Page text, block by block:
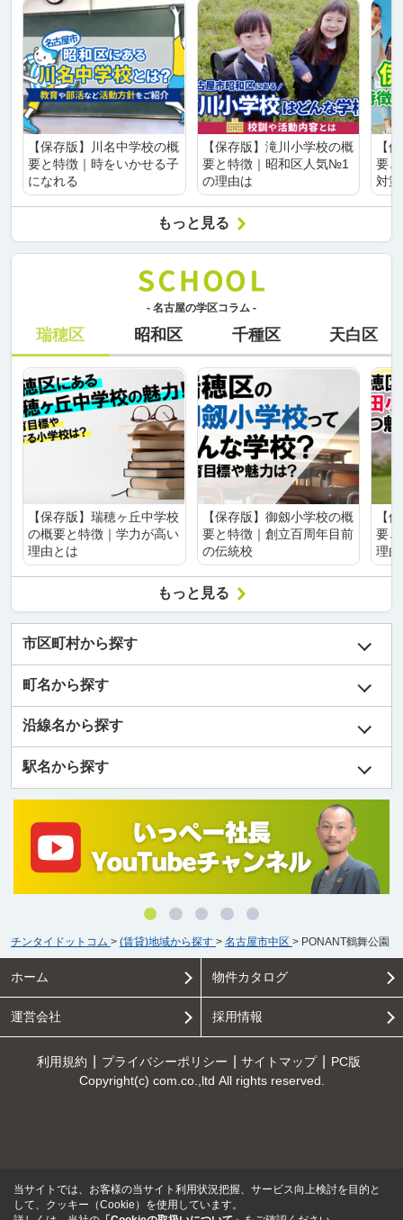
【保存版】川名中学校の概
要と特徴｜時をいかせる子
になれる
【保存版】滝川小学校の概
要と特徴｜昭和区人気№1
の理由は
【
要
対
もっと見る
- 名古屋の学区コラム -
瑞穂区 昭和区 千種区 天白区
【保存版】瑞穂ヶ丘中学校
の概要と特徴｜学力が高い
理由とは
【保存版】御劔小学校の概
要と特徴｜創立百周年目前
の伝統校
【
要
理
もっと見る
市区町村から探す
町名から探す
沿線名から探す
駅名から探す
チンタイドットコム > (賃貸)地域から探す > 名古屋市中区 > PONANT鶴舞公園
ホーム 物件カタログ
運営会社 採用情報
利用規約 プライバシーポリシー サイトマップ
PC版
Copyright(c) com.co.,ltd All rights reserved.
当サイトでは、お客様の当サイト利用状況把握、サービス向上検討を目的と
して、クッキー（Cookie）を使用しています。